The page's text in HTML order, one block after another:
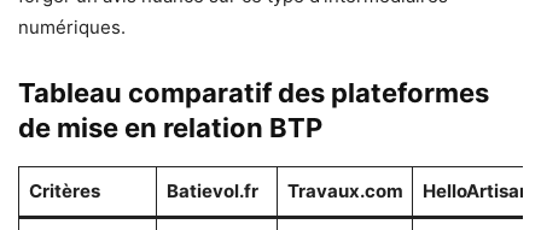
numériques.
Tableau comparatif des plateformes
de mise en relation BTP
Critères Batievol.fr Travaux.com HelloArtisan